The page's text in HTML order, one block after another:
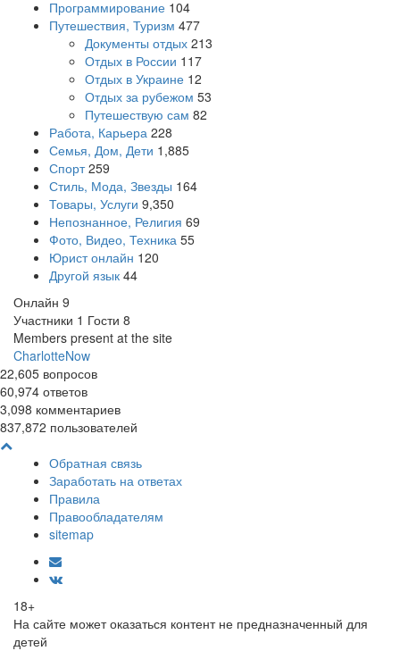
Программирование 104
Путешествия, Туризм 477
Документы отдых 213
Отдых в России 117
Отдых в Украине 12
Отдых за рубежом 53
Путешествую сам 82
Работа, Карьера 228
Семья, Дом, Дети 1,885
Спорт 259
Стиль, Мода, Звезды 164
Товары, Услуги 9,350
Непознанное, Религия 69
Фото, Видео, Техника 55
Юрист онлайн 120
Другой язык 44
Онлайн 9
Участники 1 Гости 8
Members present at the site
CharlotteNow
22,605 вопросов
60,974 ответов
3,098 комментариев
837,872 пользователей
Обратная связь
Заработать на ответах
Правила
Правообладателям
sitemap
18+
На сайте может оказаться контент не предназначенный для
детей